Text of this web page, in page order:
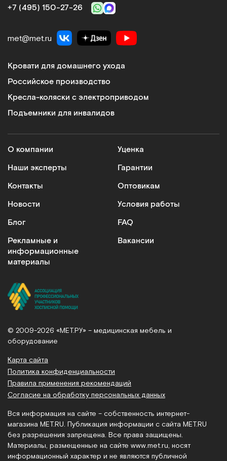
+7 (495) 150‑27‑26
met@met.ru
Кровати для домашнего ухода
Российское производство
Кресла-коляски с электроприводом
Подъемники для инвалидов
О компании
Наши эксперты
Контакты
Новости
Блог
Рекламные и
информационные
материалы
Уценка
Гарантии
Оптовикам
Условия работы
FAQ
Вакансии
© 2009-2026 «МЕТ.РУ» – медицинская мебель и
оборудование
Карта сайта
Политика конфиденциальности
Правила применения рекомендаций
Согласие на обработку персональных данных
Вся информация на сайте – собственность интернет-
магазина MET.RU. Публикация информации с сайта MET.RU
без разрешения запрещена. Все права защищены.
Материалы, размещенные на сайте www.met.ru , носят
информационный характер и не являются публичной